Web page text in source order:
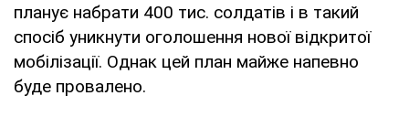
планує набрати 400 тис. солдатів і в такий
спосіб уникнути оголошення нової відкритої
мобілізації. Однак цей план майже напевно
буде провалено.